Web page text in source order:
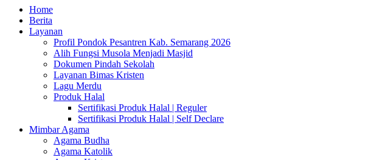
Home
Berita
Layanan
Profil Pondok Pesantren Kab. Semarang 2026
Alih Fungsi Musola Menjadi Masjid
Dokumen Pindah Sekolah
Layanan Bimas Kristen
Lagu Merdu
Produk Halal
Sertifikasi Produk Halal | Reguler
Sertifikasi Produk Halal | Self Declare
Mimbar Agama
Agama Budha
Agama Katolik